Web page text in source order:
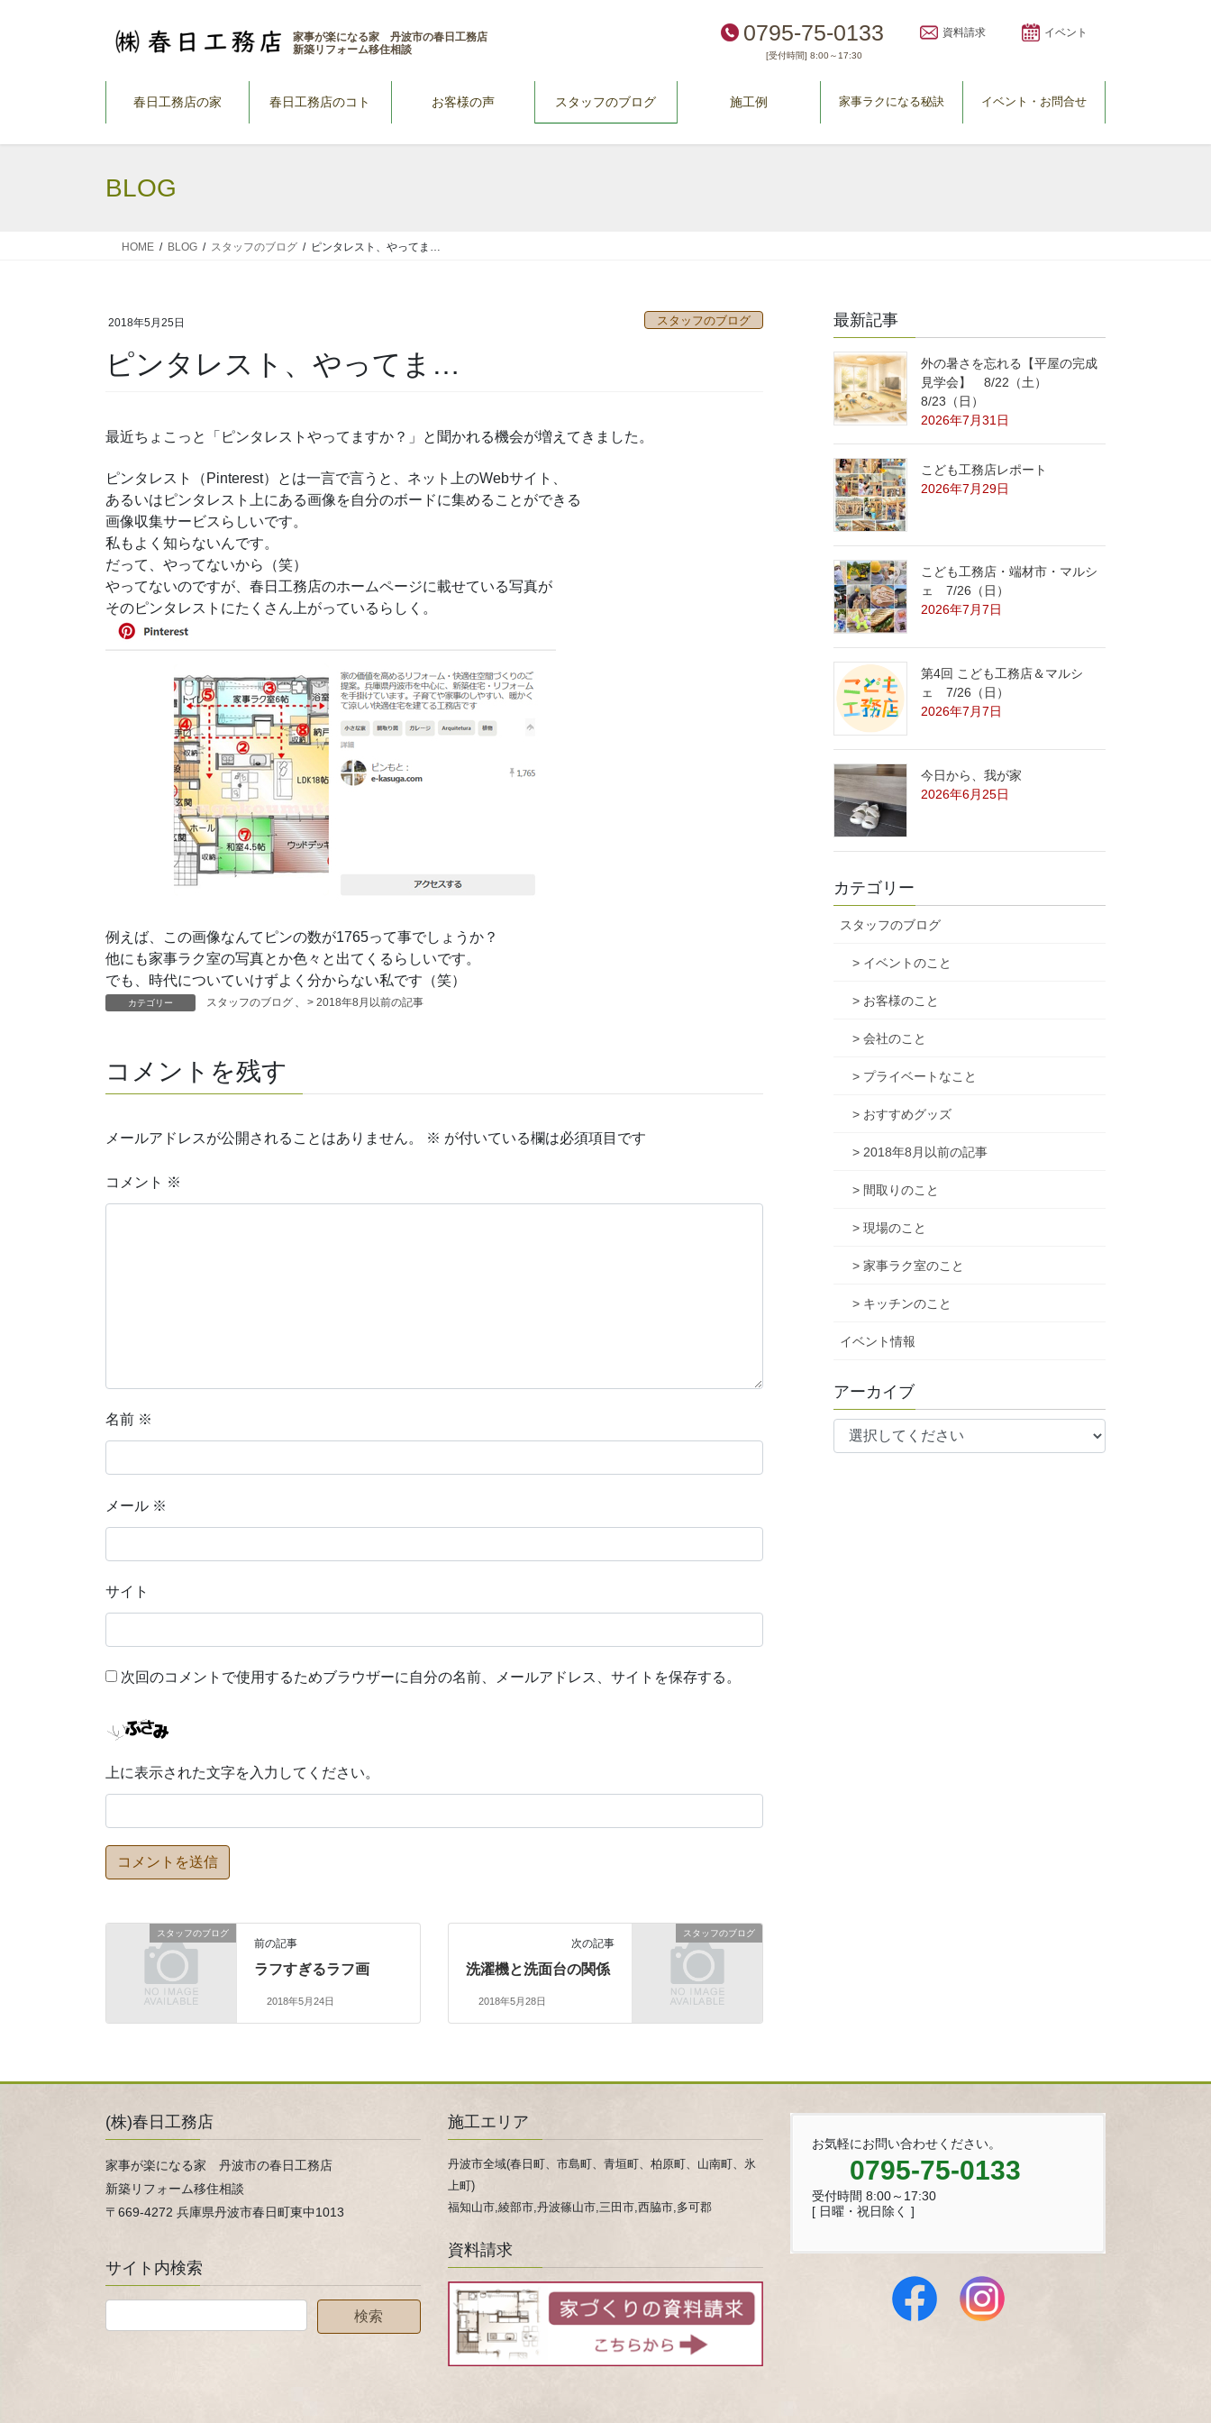
家事が楽になる家 丹波市の春日工務店
新築リフォーム移住相談
0795-75-0133
[受付時間] 8:00～17:30
資料請求 イベント
春日工務店の家 春日工務店のコト お客様の声 スタッフのブログ 施工例 家事ラクになる秘訣 イベント・お問合せ
BLOG
HOME BLOG スタッフのブログ ピンタレスト、やってま…
2018年5月25日 スタッフのブログ
ピンタレスト、やってま…
最近ちょこっと「ピンタレストやってますか？」と聞かれる機会が増えてきました。
ピンタレスト（Pinterest）とは一言で言うと、ネット上のWebサイト、
あるいはピンタレスト上にある画像を自分のボードに集めることができる
画像収集サービスらしいです。
私もよく知らないんです。
だって、やってないから（笑）
やってないのですが、春日工務店のホームページに載せている写真が
そのピンタレストにたくさん上がっているらしく。
例えば、この画像なんてピンの数が1765って事でしょうか？
他にも家事ラク室の写真とか色々と出てくるらしいです。
でも、時代についていけずよく分からない私です（笑）
カテゴリー スタッフのブログ 、 > 2018年8月以前の記事
コメントを残す
メールアドレスが公開されることはありません。 ※ が付いている欄は必須項目です
コメント ※
名前 ※
メール ※
サイト
次回のコメントで使用するためブラウザーに自分の名前、メールアドレス、サイトを保存する。
上に表示された文字を入力してください。
スタッフのブログ
前の記事
ラフすぎるラフ画
2018年5月24日
スタッフのブログ
次の記事
洗濯機と洗面台の関係
2018年5月28日
最新記事
外の暑さを忘れる【平屋の完成
見学会】 8/22（土）
8/23（日）
2026年7月31日
こども工務店レポート
2026年7月29日
こども工務店・端材市・マルシ
ェ 7/26（日）
2026年7月7日
第4回 こども工務店＆マルシ
ェ 7/26（日）
2026年7月7日
今日から、我が家
2026年6月25日
カテゴリー
スタッフのブログ
> イベントのこと
> お客様のこと
> 会社のこと
> プライベートなこと
> おすすめグッズ
> 2018年8月以前の記事
> 間取りのこと
> 現場のこと
> 家事ラク室のこと
> キッチンのこと
イベント情報
アーカイブ
(株)春日工務店
家事が楽になる家 丹波市の春日工務店
新築リフォーム移住相談
〒669-4272 兵庫県丹波市春日町東中1013
サイト内検索
施工エリア
丹波市全域(春日町、市島町、青垣町、柏原町、山南町、氷
上町)
福知山市,綾部市,丹波篠山市,三田市,西脇市,多可郡
資料請求
お気軽にお問い合わせください。
0795-75-0133
受付時間 8:00～17:30
[ 日曜・祝日除く ]